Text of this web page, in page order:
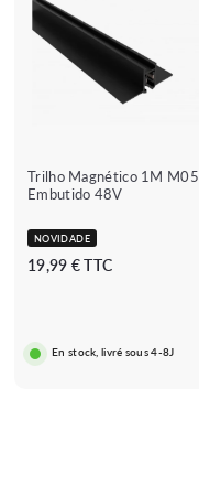
Trilho Magnético 1M M05
Embutido 48V
NOVIDADE
19,99 € TTC1
9
En stock, livré sous 4-8J